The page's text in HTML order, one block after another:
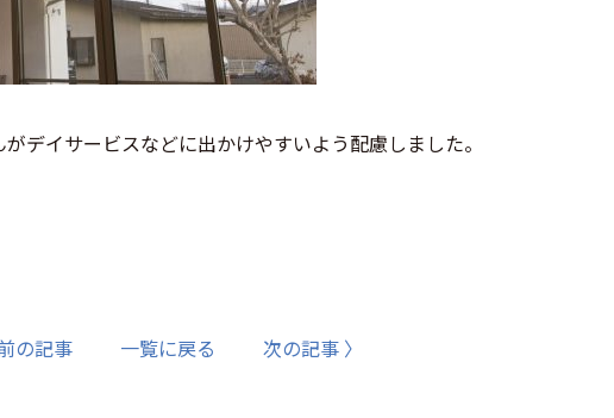
デイサービスなどに出かけやすいよう配慮しました。
の記事 一覧に戻る 次の記事 〉